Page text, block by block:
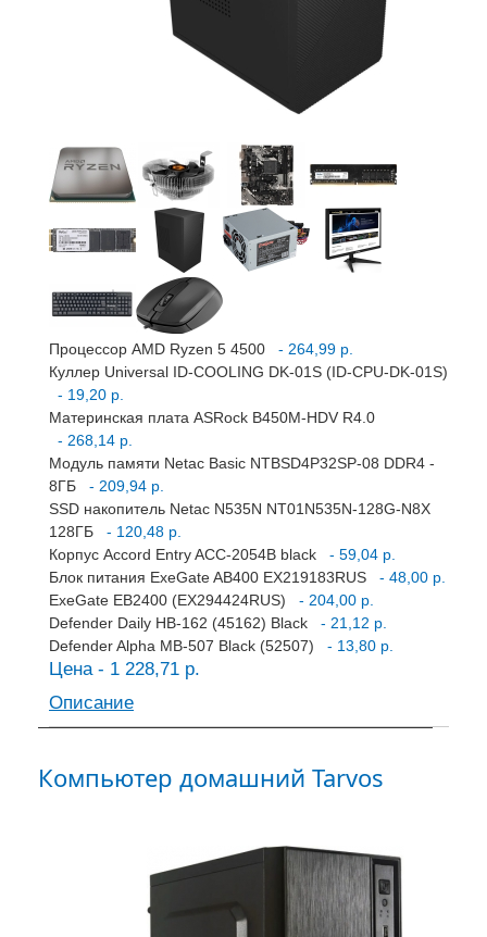
Процессор AMD Ryzen 5 4500
- 264,99 р.
Куллер Universal ID-COOLING DK-01S (ID-CPU-DK-01S)
- 19,20 р.
Материнская плата ASRock B450M-HDV R4.0
- 268,14 р.
Модуль памяти Netac Basic NTBSD4P32SP-08 DDR4 -
8ГБ
- 209,94 р.
SSD накопитель Netac N535N NT01N535N-128G-N8X
128ГБ
- 120,48 р.
Корпус Accord Entry ACC-2054B black
- 59,04 р.
Блок питания ExeGate AB400 EX219183RUS
- 48,00 р.
ExeGate EB2400 (EX294424RUS)
- 204,00 р.
Defender Daily HB-162 (45162) Black
- 21,12 р.
Defender Alpha MB-507 Black (52507)
- 13,80 р.
Цена - 1 228,71 р.
Описание
Компьютер домашний Tarvos